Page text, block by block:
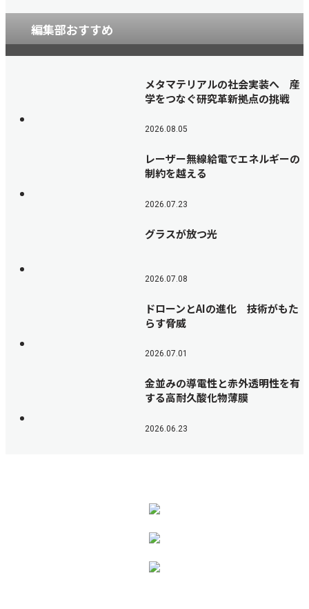
編集部おすすめ
メタマテリアルの社会実装へ 産
学をつなぐ研究革新拠点の挑戦
2026.08.05
レーザー無線給電でエネルギーの
制約を越える
2026.07.23
グラスが放つ光
2026.07.08
ドローンとAIの進化 技術がもた
らす脅威
2026.07.01
金並みの導電性と赤外透明性を有
する高耐久酸化物薄膜
2026.06.23